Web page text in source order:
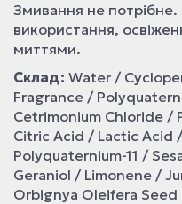
Змивання не
використання,
миттями.
Склад: Water /
Fragrance /
Cetrimonium Chloride /
Citric Acid / Lactic
Polyquaternium-11 /
Geraniol / Limonene /
Orbignya Oleifera